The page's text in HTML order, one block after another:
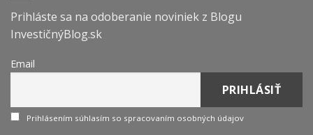
Prihláste sa na odoberanie noviniek z Blogu
InvestičnýBlog.sk
Email
Prihlásením súhlasím so spracovaním osobných údajov